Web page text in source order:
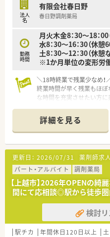
法人
名
有限会社春日野
春日野調剤薬局
勤務
時間
月火木金8：30～18：00
水8：30～16：30（休憩
土8：30～12：30（休憩
※1か月単位の変形労
＼18時終業で残業少なめ！
終業時間が早く残業もほぼ
な時間を充実させたい方に
【店舗情報と応需状況につい
■新潟県上越市に位置して
分という毎日の通勤に大
■近隣の医療機関より内科
40枚ほど応需しており、
す。
■常勤薬剤師2名と非常勤
り、患者様一人ひとりに寄
【職場環境と雰囲気】
■幅広い年齢層のスタッフ
互いに助け合いながら業
■最寄り駅から徒歩圏内で
されているため、天候や季
詳細を見る
更新日： 2026/07/31 薬剤師求
パート・アルバイト
調剤薬局
【上越市】2026年OPENの
間にて応相談◎駅から徒歩圏
検討
駅チカ 年間休日120日以上